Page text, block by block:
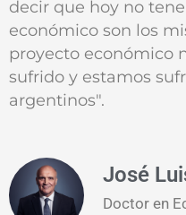
decir que hoy no
económico son los
proyecto económico
sufrido y estamos
argentinos".
José
Doctor en